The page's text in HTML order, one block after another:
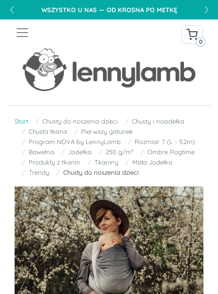
WSZYSTKO U NAS — OD KROSNA PO METKĘ
0
Start Chusty do noszenia dzieci
Chusty i nosidełka
Chusta tkana
Pierwszy gatunek
Program NOVA by LennyLamb
Rozmiar 7 (L - 5.2m)
Bawełna
Jodełka 250 g/m²
Ombre Ragtime
Produkty z tkanin
Tkaniny
Mała Jodełka
Trendy
Chusty do noszenia dzieci